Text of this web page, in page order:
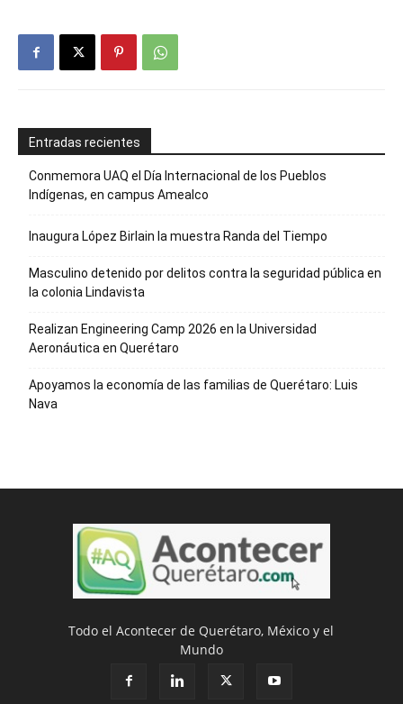
Entradas recientes
Conmemora UAQ el Día Internacional de los Pueblos
Indígenas, en campus Amealco
Inaugura López Birlain la muestra Randa del Tiempo
Masculino detenido por delitos contra la seguridad pública en
la colonia Lindavista
Realizan Engineering Camp 2026 en la Universidad
Aeronáutica en Querétaro
Apoyamos la economía de las familias de Querétaro: Luis
Nava
Todo el Acontecer de Querétaro, México y el
Mundo